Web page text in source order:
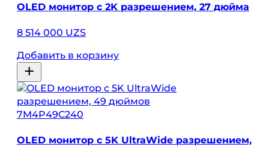
OLED монитор с 2K разрешением, 27 дюйма
8 514 000 UZS
Добавить в корзину
7M4P49C240
OLED монитор с 5K UltraWide разрешением,